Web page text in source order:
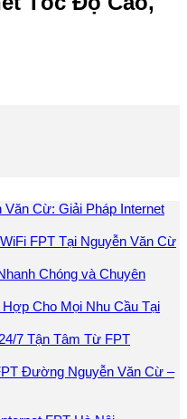
Cừ: Giải Pháp Internet
FPT Tại Nguyễn Văn Cừ
Chóng và Chuyên
Cho Mọi Nhu Cầu Tại
7 Tận Tâm Từ FPT
Đường Nguyễn Văn Cừ –